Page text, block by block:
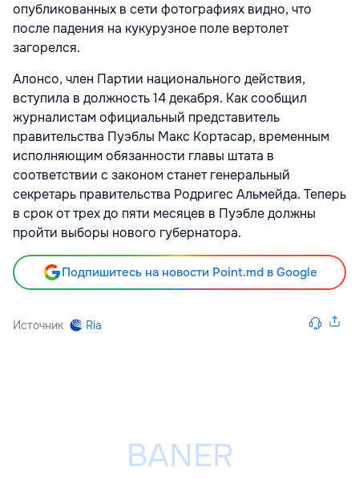
опубликованных в сети фотографиях видно, что
после падения на кукурузное поле вертолет
загорелся.
Алонсо, член Партии национального действия,
вступила в должность 14 декабря. Как сообщил
журналистам официальный представитель
правительства Пуэблы Макс Кортасар, временным
исполняющим обязанности главы штата в
соответствии с законом станет генеральный
секретарь правительства Родригес Альмейда. Теперь
в срок от трех до пяти месяцев в Пуэбле должны
пройти выборы нового губернатора.
Подпишитесь на новости Point.md в Google
Источник Ria